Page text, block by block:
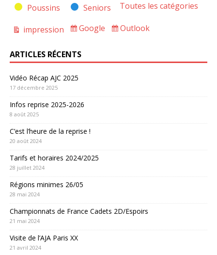
Poussins Seniors Toutes les catégories
Vue
impression
Subscribe
Google
Subscribe
Outlook
ARTICLES RÉCENTS
Vidéo Récap AJC 2025
17 décembre 2025
Infos reprise 2025-2026
8 août 2025
C’est l’heure de la reprise !
20 août 2024
Tarifs et horaires 2024/2025
28 juillet 2024
Régions minimes 26/05
28 mai 2024
Championnats de France Cadets 2D/Espoirs
21 mai 2024
Visite de l’AJA Paris XX
21 avril 2024